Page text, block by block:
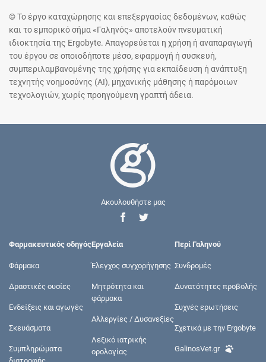
© Το έργο καταχώρησης και επεξεργασίας δεδομένων, καθώς
και το εμπορικό σήμα «Γαληνός» αποτελούν πνευματική
ιδιοκτησία της Ergobyte. Απαγορεύεται η χρήση ή αναπαραγωγή
του έργου σε οποιοδήποτε μέσο, εφαρμογή ή συσκευή,
συμπεριλαμβανομένης της χρήσης για εκπαίδευση ή ανάπτυξη
τεχνητής νοημοσύνης (AI), μηχανικής μάθησης ή παρόμοιων
τεχνολογιών, χωρίς προηγούμενη γραπτή άδεια.
Ακουλουθήστε μας
Φαρμακευτικός οδηγός
Φάρμακα
Δραστικές ουσίες
Ενδείξεις και αγωγές
Σκευάσματα
Συμπληρώματα
Εργαλεία
Έλεγχος συγχορήγησης
Μητρότητα και
φάρμακα
Αλλεργίες / Δυσανεξίες
Λεξικό ιατρικής
ορολογίας
Περί Γαληνού
Συνδρομές
Δυνατότητες προβολής
Συχνές ερωτήσεις
Σχετικά με την Ergobyte
GalinosVet.gr